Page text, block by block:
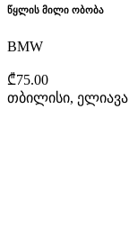
წყლის მილი ობობა
BMW
₾75.00
თბილისი, ელიავა